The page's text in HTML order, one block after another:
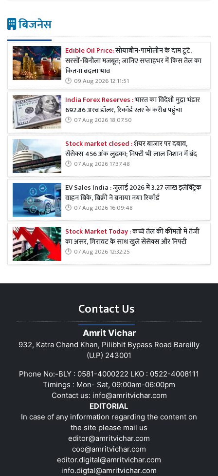
बिजनेस
Edible Oil Price:सोयाबीन-पामोलीन के दाम टूटे,
सरसों-बिनौला मजबूत; जानिए सप्ताहभर में किस तेल का
कितना बदला भाव
09 Aug 2026 12:11:51
India Forex Reserves :भारत का विदेशी मुद्रा भंडार
692.86 अरब डॉलर, रिकॉर्ड स्तर के करीब पहुंचा
07 Aug 2026 18:07:50
Stock market closed :शेयर बाजार पर दबाव,
सेंसेक्स 456 अंक लुढ़का; निफ्टी भी लाल निशान में बंद
07 Aug 2026 17:37:48
EV Sales India : जुलाई 2026 में 3.27 लाख इलेक्ट्रिक
वाहन बिके, बिक्री ने बनाया नया रिकॉर्ड
07 Aug 2026 16:09:48
Stock Market Today :कच्चे तेल की कीमतों में तेजी
का असर, गिरावट के साथ खुले सेंसेक्स और निफ्टी
07 Aug 2026 12:32:25
Contact Us
Amrit Vichar
932, Katra Chand Khan, Pilibhit Bypass Road Bareilly
(U.P) 243001
Phone No:-BLY : 0581-4000222 LKO : 0522-4008111
Timings : Mon- Sat, 09:00am-06:00pm
Contact us: info@amritvichar.com
EDITORIAL
In case of any information regarding the content on
the site please mail us
editor@amritvichar.com
coo@amritvichar.com
editor.digital@amritvichar.com
info.digtal@amritvichar.com